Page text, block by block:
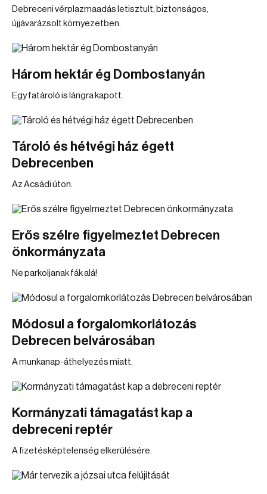
Debreceni vérplazmaadás letisztult, biztonságos,
újjávarázsolt környezetben.
Három hektár ég Dombostanyán
Egy fatároló is lángra kapott.
Tároló és hétvégi ház égett
Debrecenben
Az Acsádi úton.
Erős szélre figyelmeztet Debrecen
önkormányzata
Ne parkoljanak fák alá!
Módosul a forgalomkorlátozás
Debrecen belvárosában
A munkanap-áthelyezés miatt.
Kormányzati támagatást kap a
debreceni reptér
A fizetésképtelenség elkerülésére.